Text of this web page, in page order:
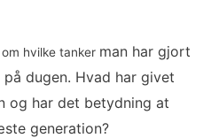
hvilke tanker man har gjort
dugen. Hvad har givet
og har det betydning at
generation?